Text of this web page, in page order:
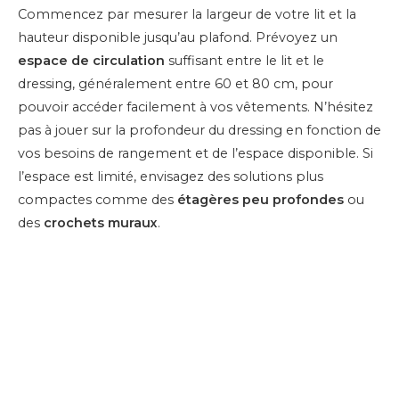
Commencez par mesurer la largeur de votre lit et la
hauteur disponible jusqu’au plafond. Prévoyez un
espace de circulation suffisant entre le lit et le
dressing, généralement entre 60 et 80 cm, pour
pouvoir accéder facilement à vos vêtements. N’hésitez
pas à jouer sur la profondeur du dressing en fonction de
vos besoins de rangement et de l’espace disponible. Si
l’espace est limité, envisagez des solutions plus
compactes comme des étagères peu profondes ou
des crochets muraux.